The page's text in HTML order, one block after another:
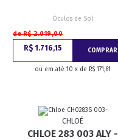
Óculos de Sol
de R$ 2.019,00
R$ 1.716,15 COMPRAR
ou em até 10 x de R$ 171,61
CHLOÉ
CHLOE 283 003 ALY -